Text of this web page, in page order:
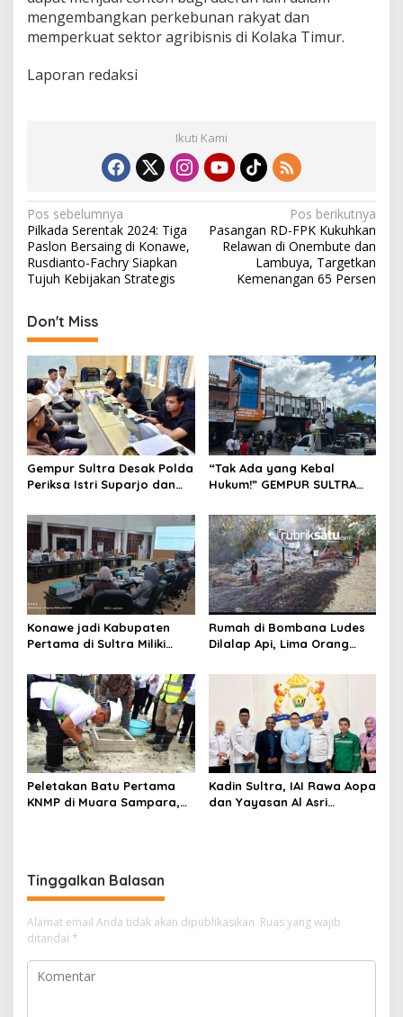
n
u
mengembangkan perkebunan rakyat dan
memperkuat sektor agribisnis di Kolaka Timur.
Laporan redaksi
Ikuti Kami
N
a
v
g
a
s
i
p
o
s
Pos sebelumnya
Pilkada Serentak 2024: Tiga
Paslon Bersaing di Konawe,
Rusdianto-Fachry Siapkan
Tujuh Kebijakan Strategis
Pos berikutnya
Pasangan RD-FPK Kukuhkan
Relawan di Onembute dan
Lambuya, Targetkan
Kemenangan 65 Persen
Don't Miss
Gempur Sultra Desak Polda
Periksa Istri Suparjo dan
Kasus Tambang Ilegal
“Tak Ada yang Kebal
Hukum!” GEMPUR SULTRA
Tanawali dan PT
Tadisangka, Siap Kuasai
Lahan Puuwatu
Konawe jadi Kabupaten
Pertama di Sultra Miliki
Digital, DPRD Restui
Anggaran Rp200 Juta
Rumah di Bombana Ludes
Dilalap Api, Lima Orang
Dunia
Peletakan Batu Pertama
KNMP di Muara Sampara,
Kadin Sultra, IAI Rawa Aopa
dan Yayasan Al Asri
Tinggalkan Balasan
Alamat email Anda tidak akan dipublikasikan. Ruas yang wajib
ditandai *